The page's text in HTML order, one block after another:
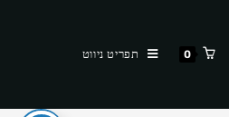
0 תפריט ניווט